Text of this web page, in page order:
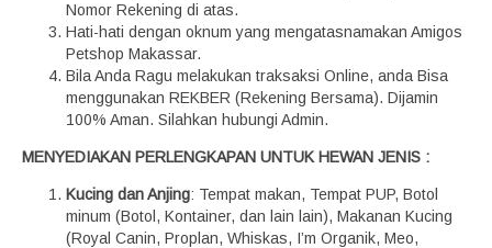
Nomor Rekening di atas.
Hati-hati dengan oknum yang mengatasnamakan Amigos
Petshop Makassar.
Bila Anda Ragu melakukan traksaksi Online, anda Bisa
menggunakan REKBER (Rekening Bersama). Dijamin
100% Aman. Silahkan hubungi Admin.
MENYEDIAKAN PERLENGKAPAN UNTUK HEWAN JENIS :
Kucing dan Anjing: Tempat makan, Tempat PUP, Botol
minum (Botol, Kontainer, dan lain lain), Makanan Kucing
(Royal Canin, Proplan, Whiskas, I’m Organik, Meo,